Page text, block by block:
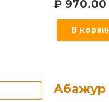
₽ 970.00
В
Абажур